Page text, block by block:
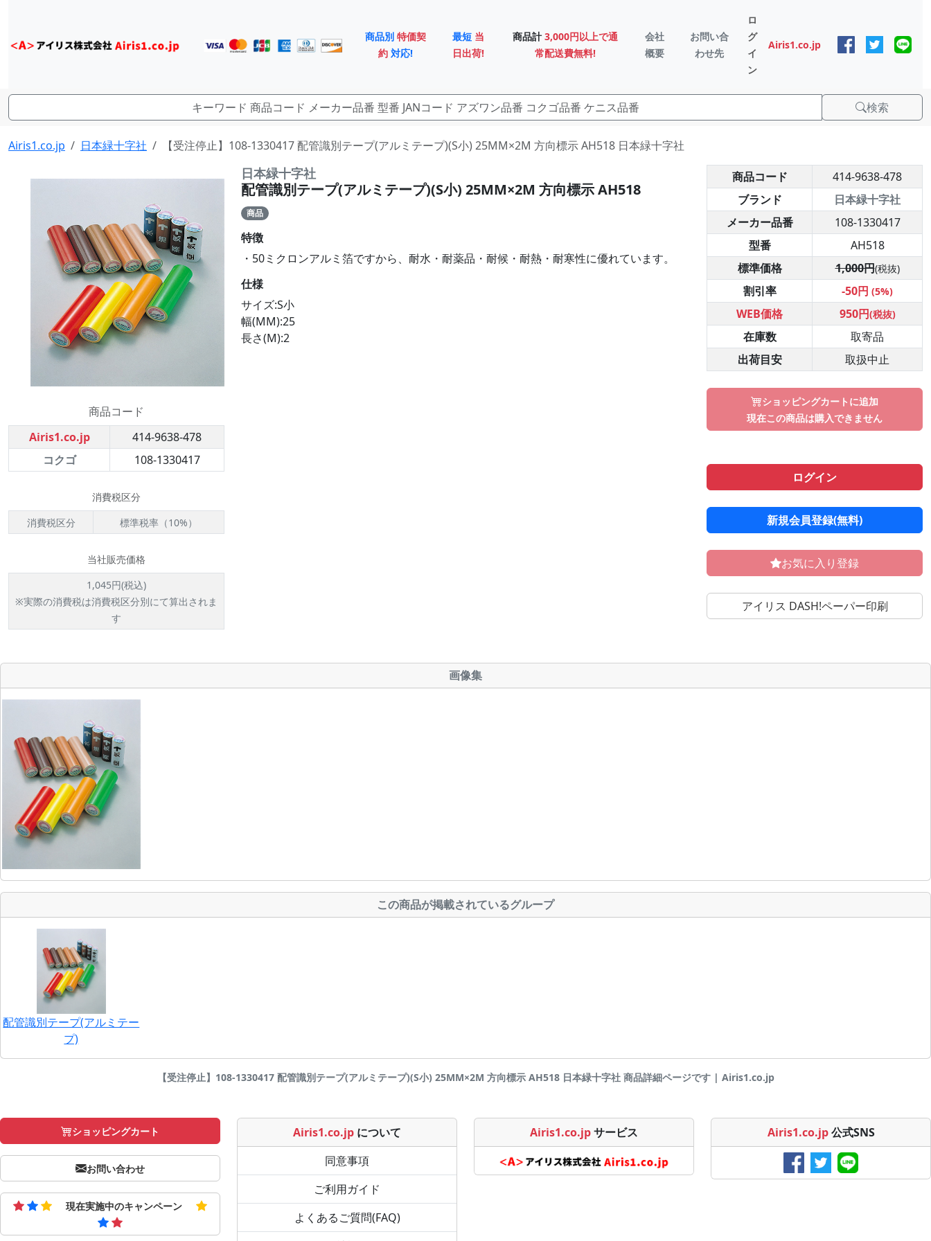
商品別 特価契
約 対応!
最短 当
日出荷!
商品計 3,000円以上で通
常配送費無料!
会社
概要
お問い合
わせ先
ロ
グ
イ
ン
Airis1.co.jp
検索
Airis1.co.jp 日本緑十字社 【受注停止】108-1330417 配管識別テープ(アルミテープ)(S小) 25MM×2M 方向標示 AH518 日本緑十字社
商品コード
Airis1.co.jp
414-9638-478
コクゴ
108-1330417
消費税区分
消費税区分
標準税率（10%）
当社販売価格
1,045円(税込)
※実際の消費税は消費税区分別にて算出されま
す
日本緑十字社
配管識別テープ(アルミテープ)(S小) 25MM×2M 方向標示 AH518
商品
特徴
・50ミクロンアルミ箔ですから、耐水・耐薬品・耐候・耐熱・耐寒性に優れています。
仕様
サイズ:S小
幅(MM):25
長さ(M):2
商品コード
414-9638-478
ブランド
日本緑十字社
メーカー品番
108-1330417
型番
AH518
標準価格
1,000円(税抜)
割引率 -50円 (5%)
WEB価格 950円(税抜)
在庫数
取寄品
出荷目安
取扱中止
ショッピングカートに追加
現在この商品は購入できません
ログイン
新規会員登録(無料)
お気に入り登録
アイリス DASH!ペーパー印刷
画像集
この商品が掲載されているグループ
配管識別テープ(アルミテー
プ)
【受注停止】108-1330417 配管識別テープ(アルミテープ)(S小) 25MM×2M 方向標示 AH518 日本緑十字社 商品詳細ページです | Airis1.co.jp
ショッピングカート
お問い合わせ
現在実施中のキャンペーン
Airis1.co.jp について
同意事項
ご利用ガイド
よくあるご質問(FAQ)
Airis1.co.jpサービス Airis1.co.jp 公式SNS